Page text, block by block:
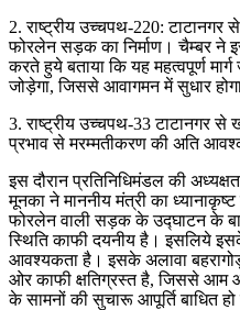
2. राष्ट्रीय उच्चपथ-220: टाटानगर
फोरलेन सड़क का निर्माण। चैम्बर ने
करते हुये बताया कि यह महत्वपूर्ण
जोड़ेगा, जिससे आवागमन में सुधार
3. राष्ट्रीय उच्चपथ-33 टाटानगर
प्रभाव से मरम्मतीकरण की अति
इस दौरान प्रतिनिधिमंडल की
मूनका ने माननीय मंत्री का
फोरलेन वाली सड़क के उद्घाटन के
स्थिति काफी दयनीय है। इसलिये
आवश्यकता है। इसके अलावा
ओर काफी क्षतिग्रस्त है, जिससे आम
के सामनों की सुचारू आपूर्ति बाधित